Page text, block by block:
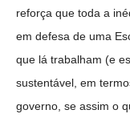
reforça que toda a
em defesa de uma
que lá trabalham (e
sustentável, em
governo, se assim o